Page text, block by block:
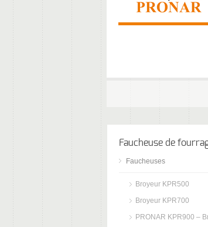
Faucheuse de
Faucheuses
Broyeur KPR500
Broyeur KPR700
PRONAR KPR900 –